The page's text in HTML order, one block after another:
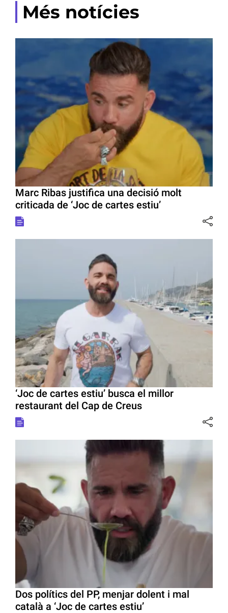
Més notícies
Marc Ribas justifica una decisió molt
criticada de ‘Joc de cartes estiu’
‘Joc de cartes estiu’ busca el millor
restaurant del Cap de Creus
Dos polítics del PP, menjar dolent i mal
català a ‘Joc de cartes estiu’